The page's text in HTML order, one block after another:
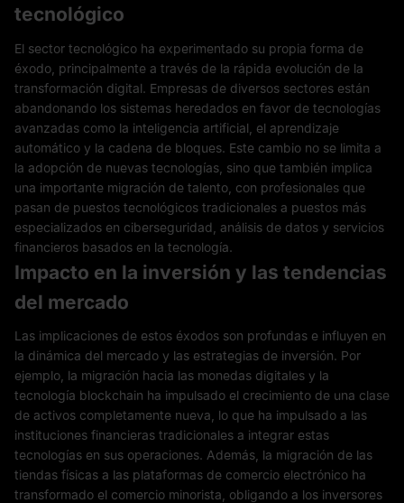
tecnológico
El sector tecnológico ha experimentado su propia forma de
éxodo, principalmente a través de la rápida evolución de la
transformación digital. Empresas de diversos sectores están
abandonando los sistemas heredados en favor de tecnologías
avanzadas como la inteligencia artificial, el aprendizaje
automático y la cadena de bloques. Este cambio no se limita a
la adopción de nuevas tecnologías, sino que también implica
una importante migración de talento, con profesionales que
pasan de puestos tecnológicos tradicionales a puestos más
especializados en ciberseguridad, análisis de datos y servicios
financieros basados ​​en la tecnología.
Impacto en la inversión y las tendencias
del mercado
Las implicaciones de estos éxodos son profundas e influyen en
la dinámica del mercado y las estrategias de inversión. Por
ejemplo, la migración hacia las monedas digitales y la
tecnología blockchain ha impulsado el crecimiento de una clase
de activos completamente nueva, lo que ha impulsado a las
instituciones financieras tradicionales a integrar estas
tecnologías en sus operaciones. Además, la migración de las
tiendas físicas a las plataformas de comercio electrónico ha
transformado el comercio minorista, obligando a los inversores